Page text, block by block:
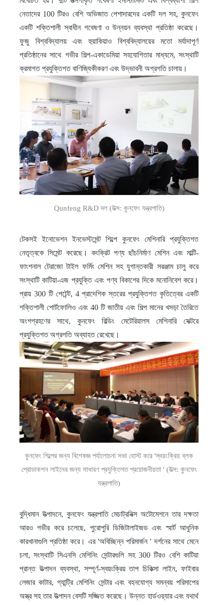
নেতাদের 100 টিরও বেশি অভিজাত পেশাদারদের একটি দল সহ, কুনফেং
একটি শক্তিশালী স্বাধীন গবেষণা ও উন্নয়ন ব্যবস্থা প্রতিষ্ঠা করেছে।
ফুজু বিশ্ববিদ্যালয় এবং হুয়াকিয়াও বিশ্ববিদ্যালয়ের মতো মর্যাদাপূর্ণ
প্রতিষ্ঠানের সাথে গভীর শিল্প-একাডেমিয়া সহযোগিতার মাধ্যমে, সংস্থাটি
ক্রমাগত প্রযুক্তিগত বাণিজ্যিকীকরণ এবং উদ্ভাবনী অগ্রগতি চালায়।
Qunfeng R&D দল (উত্স: কুনফেং যন্ত্রপাতি)
টেকসই ইনোভেশন ইনভেস্টমেন্ট শিল্পে কুনফেং মেশিনারি প্রযুক্তিগত
নেতৃত্বকে সিমেন্ট করেছে। কংক্রিট পণ্য ছাঁচনির্মাণ মেশিন এবং মাল্টি-
ফাংশনাল টেরাজো টাইল ফর্মিং মেশিন সহ যুগান্তকারী সরঞ্জাম চালু করে
সংস্থাটি কাটিয়া-এজ প্রযুক্তি এবং পণ্য বিকাশের দিকে মনোনিবেশ করে।
প্রায় 300 টি পেটেন্ট, 4 প্রাদেশিক স্তরের প্রযুক্তিগত কৃতিত্বের একটি
শক্তিশালী পোর্টফোলিও এবং 40 টি জাতীয় এবং শিল্প মানের খসড়া তৈরিতে
অংশগ্রহণের সাথে, কুনফেং বিল্ডিং মেটেরিয়ালস মেশিনারি সেক্টরে
প্রযুক্তিগত অগ্রগতি অব্যাহত রেখেছে।
কুনফেং শিল্পের জন্য বিশেষজ্ঞ পর্যালোচনা সভা হোস্ট করে 'স্বয়ংক্রিয় ব্লক
প্রোডাকশন লাইনের জন্য সাধারণ প্রযুক্তিগত প্রয়োজনীয়তা ' (উত্স: কুনফেং
যন্ত্রপাতি)
বুদ্ধিমান উত্পাদনে, কুনফেং যন্ত্রপাতি মেচাট্রনিক্স অটোমেশনে তার দক্ষতা
আরও গভীর করে চলেছে, পুরোপুরি ডিজিটালাইজড এবং স্মার্ট আধুনিক
কারখানাগুলি প্রতিষ্ঠা করে। এর 'অবিচ্ছিন্ন পরিমার্জন ' দর্শনের সাথে মেনে
চলা, সংস্থাটি সিএনসি মেশিনিং সেন্টারগুলি সহ 300 টিরও বেশি কাটিয়া
প্রান্ত উত্পাদন ব্যবস্থা, সম্পূর্ণ-স্বয়ংক্রিয় তাপ চিকিত্সা লাইন, ফাইবার
লেজার কাটার, গ্যান্ট্রি মেশিনিং সেন্টার এবং বহনযোগ্য সমন্বয় পরিমাপের
অস্ত্র সহ তার উত্পাদন বেসটি সজ্জিত করেছে। উন্নত হার্ডওয়্যার এবং যথার্থ